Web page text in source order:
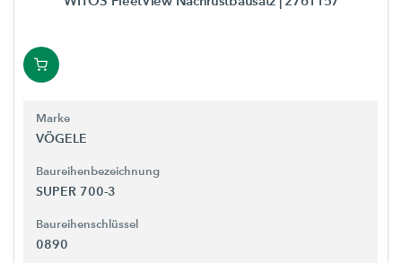
Marke
VÖGELE
Baureihenbezeichnung
SUPER 700-3
Baureihenschlüssel
0890